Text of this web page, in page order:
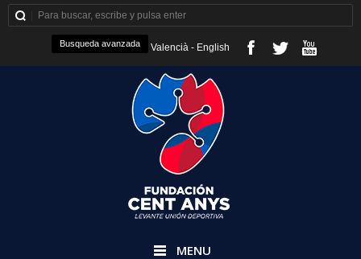
Busqueda avanzada Valencià - English
MENU